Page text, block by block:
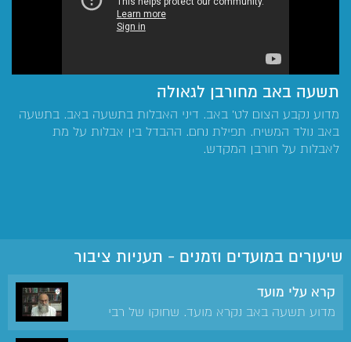
תשעה באב מחורבן לגאולה
מדוע נקבע הצום לט' באב. דיני האבלות בתשעה באב. בתשעה
באב נולד המשיח. תפילת נחם. ההבדל בין אבלות על מת
לאבלות על חורבן המקדש.
שיעורים במועדים וזמנים - תעניות ציבור
קרא עלי מועד
מדוע תשעה באב נקרא מועד. שחוקו של רבי